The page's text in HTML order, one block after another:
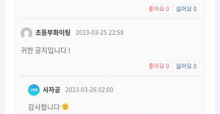
좋아요0 싫어요0
초등부화이팅 2023-03-25 22:58
귀한 공지입니다 !
좋아요0 싫어요0
사자공 2023-03-26 02:00
감사합니다